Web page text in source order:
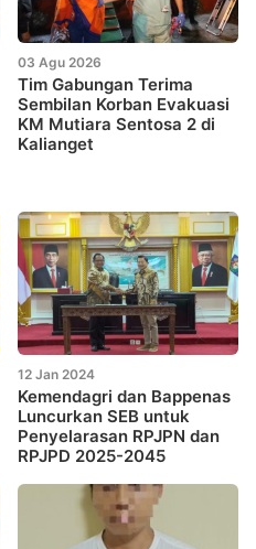
03 Agu 2026
Tim Gabungan Terima
Sembilan Korban Evakuasi
KM Mutiara Sentosa 2 di
Kalianget
12 Jan 2024
Kemendagri dan Bappenas
Luncurkan SEB untuk
Penyelarasan RPJPN dan
RPJPD 2025-2045